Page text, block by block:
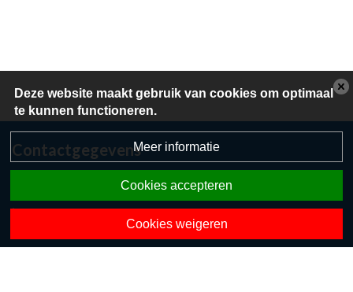
Contactgegevens
0547362095
directie.odselserike@opohvt.nl
Deze website maakt gebruik van cookies om optimaal
te kunnen functioneren.
Meer informatie
Cookies accepteren
Cookies weigeren